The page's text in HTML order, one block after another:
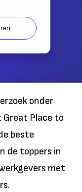
onder
Place to
beste
de toppers in
met